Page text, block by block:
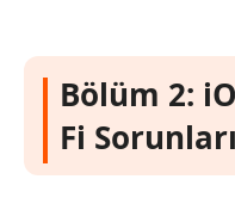
Bölüm 2:
Fi